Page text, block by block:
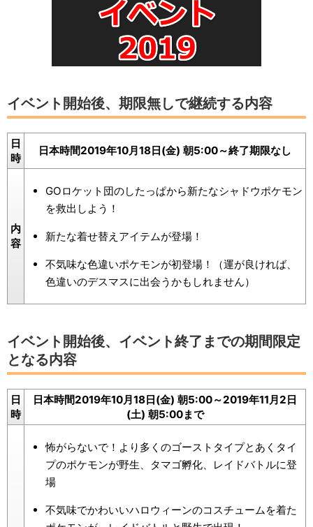
イベント開始後、期限無しで継続する内容
日
時
日本時間2019年10月18日(金) 朝5:00～終了期限なし
内
容
GOロケット団のしたっぱから新たなシャドウポケモン
を救出しよう！
新たな着せ替えアイテムが登場！
不気味な色違いポケモンが初登場！（運が良ければ、
色違いのデスマスに出会うかもしれません）
イベント開始後、イベント終了までの期間限定
となる内容
日
時
日本時間2019年10月18日(金) 朝5:00～2019年11月2日
(土) 朝5:00まで
怖がらないで！より多くのゴ​​ーストタイプとあくタイ
プのポケモンが野生、タマゴ孵化、レイドバトルに登
場
不気味でかわいいハロウィーンのコスチュームを着た